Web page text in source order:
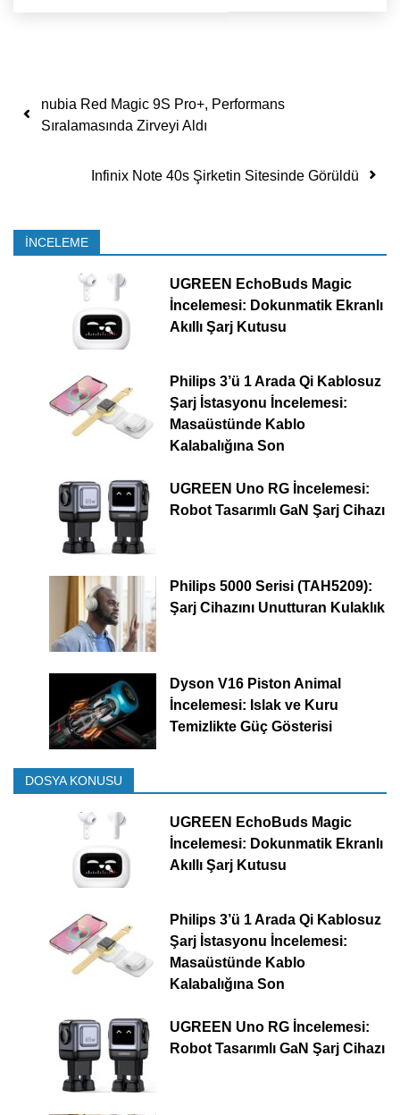
Yazı dolaşımı
nubia Red Magic 9S Pro+, Performans
Sıralamasında Zirveyi Aldı
Infinix Note 40s Şirketin Sitesinde Görüldü
İNCELEME
UGREEN EchoBuds Magic
İncelemesi: Dokunmatik Ekranlı
Akıllı Şarj Kutusu
Philips 3’ü 1 Arada Qi Kablosuz
Şarj İstasyonu İncelemesi:
Masaüstünde Kablo
Kalabalığına Son
UGREEN Uno RG İncelemesi:
Robot Tasarımlı GaN Şarj Cihazı
Philips 5000 Serisi (TAH5209):
Şarj Cihazını Unutturan Kulaklık
Dyson V16 Piston Animal
İncelemesi: Islak ve Kuru
Temizlikte Güç Gösterisi
DOSYA KONUSU
UGREEN EchoBuds Magic
İncelemesi: Dokunmatik Ekranlı
Akıllı Şarj Kutusu
Philips 3’ü 1 Arada Qi Kablosuz
Şarj İstasyonu İncelemesi:
Masaüstünde Kablo
Kalabalığına Son
UGREEN Uno RG İncelemesi:
Robot Tasarımlı GaN Şarj Cihazı